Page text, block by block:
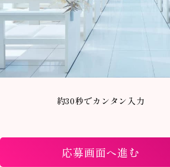
約30秒でカンタン入力
応募画面へ進む